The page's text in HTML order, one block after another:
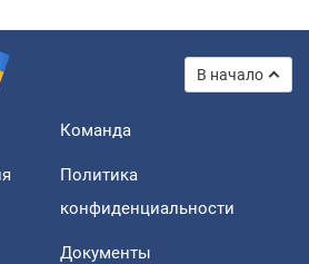
В начало
Команда
Политика
конфиденциальности
Документы